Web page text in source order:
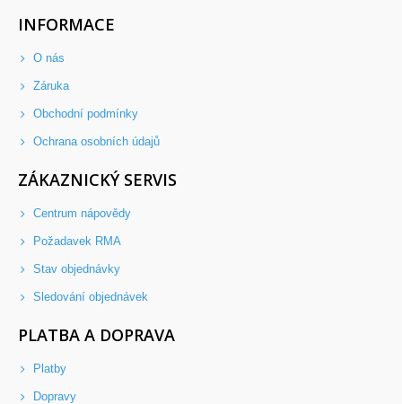
INFORMACE
O nás
Záruka
Obchodní podmínky
Ochrana osobních údajů
ZÁKAZNICKÝ SERVIS
Centrum nápovědy
Požadavek RMA
Stav objednávky
Sledování objednávek
PLATBA A DOPRAVA
Platby
Dopravy